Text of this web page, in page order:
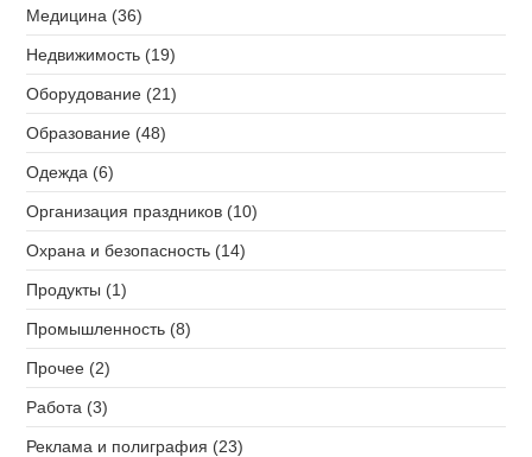
Медицина (36)
Недвижимость (19)
Оборудование (21)
Образование (48)
Одежда (6)
Организация праздников (10)
Охрана и безопасность (14)
Продукты (1)
Промышленность (8)
Прочее (2)
Работа (3)
Реклама и полиграфия (23)